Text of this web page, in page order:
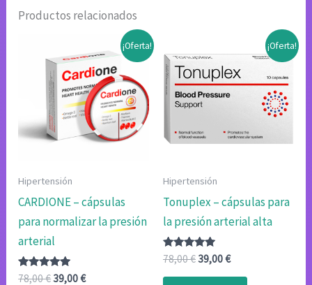
Productos relacionados
¡Oferta!
Hipertensión
CARDIONE – cápsulas
para normalizar la presión
arterial
Valorado
78,00€El
39,00€El
¡Oferta!
Hipertensión
Tonuplex – cápsulas para
la presión arterial alta
Valorado
con
4.75
78,00€El
39,00€El